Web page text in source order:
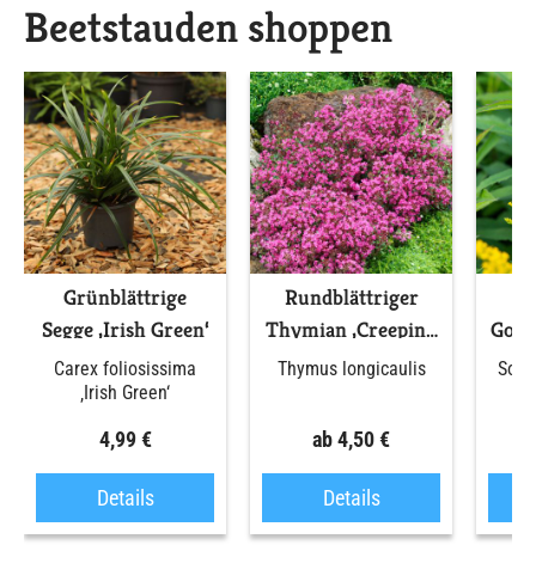
Beetstauden shoppen
Grünblättrige
Segge ‚Irish Green‘
Carex foliosissima
‚Irish Green‘
4,99 €
Details
Rundblättriger
Thymian ‚Creeping
Red‘
Thymus longicaulis
ab 4,50 €
Details